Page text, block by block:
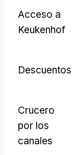
Acceso a
Keukenhof
Descuentos
Crucero
por los
canales